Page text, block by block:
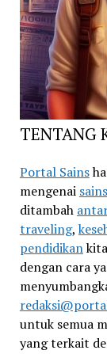
TENTANG
Portal Sains
mengenai sains
ditambah
traveling,
pendidikan
dengan cara
untuk semua
yang terkait